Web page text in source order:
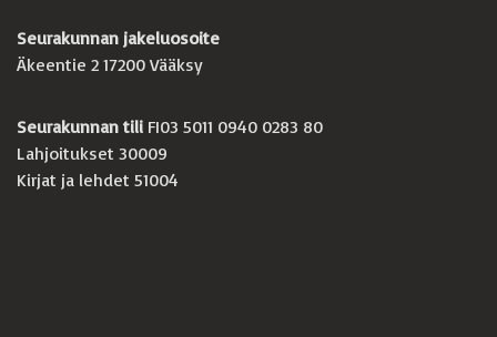
Seurakunnan jakeluosoite
Äkeentie 2 17200 Vääksy
Seurakunnan tili FI03 5011 0940 0283 80
Lahjoitukset 30009
Kirjat ja lehdet 51004